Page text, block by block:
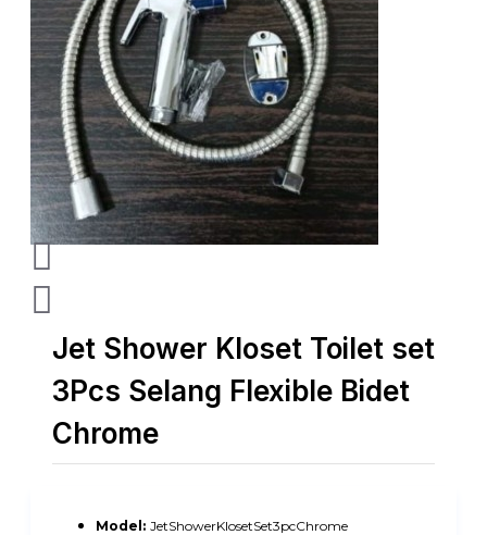
Jet Shower Kloset Toilet set
3Pcs Selang Flexible Bidet
Chrome
Model: JetShowerKlosetSet3pcChrome